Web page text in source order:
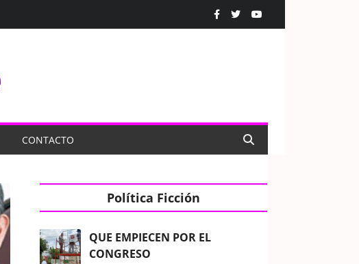
CONTACTO
Política Ficción
QUE EMPIECEN POR EL
CONGRESO